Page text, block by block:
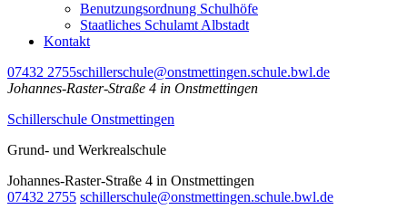
Benutzungsordnung Schulhöfe
Staatliches Schulamt Albstadt
Kontakt
07432 2755schillerschule@onstmettingen.schule.bwl.de
Johannes-Raster-Straße 4 in Onstmettingen
Schillerschule Onstmettingen
Grund- und Werkrealschule
Johannes-Raster-Straße 4 in Onstmettingen
07432 2755 schillerschule@onstmettingen.schule.bwl.de